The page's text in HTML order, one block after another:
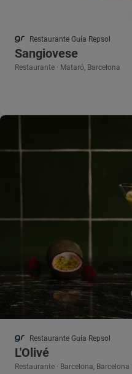
Restaurante Guía Repsol
Sangiovese
Restaurante · Mataró, Barcelona
Restaurante Guía Repsol
L'Olivé
Restaurante · Barcelona, Barcelona